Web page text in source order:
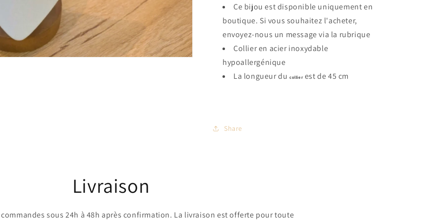
Ce bijou est disponible uniquement en
boutique. Si vous souhaitez l'acheter,
envoyez-nous un message via la rubrique
Collier en acier inoxydable
hypoallergénique
La longueur du collierest de 45 cm
Share
Livraison
sous 24h à 48h après confirmation. La livraison est offerte pour toute